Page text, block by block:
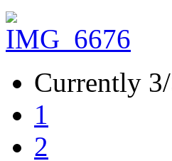
Currently
1
2